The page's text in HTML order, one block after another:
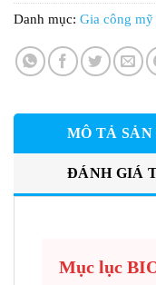
Danh mục: Gia công mỹ
MÔ TẢ SẢN
ĐÁNH GIÁ
Mục lục